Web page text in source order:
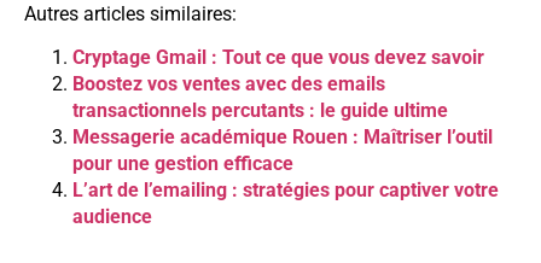
Autres articles similaires:
Cryptage Gmail : Tout ce que vous devez savoir
Boostez vos ventes avec des emails
transactionnels percutants : le guide ultime
Messagerie académique Rouen : Maîtriser l’outil
pour une gestion efficace
L’art de l’emailing : stratégies pour captiver votre
audience